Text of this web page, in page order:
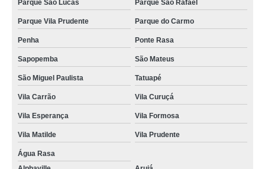
Parque São Lucas Parque São Rafael
Parque Vila Prudente Parque do Carmo
Penha Ponte Rasa
Sapopemba São Mateus
São Miguel Paulista Tatuapé
Vila Carrão Vila Curuçá
Vila Esperança Vila Formosa
Vila Matilde Vila Prudente
Água Rasa